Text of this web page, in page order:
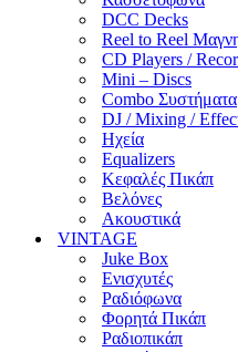
DCC Decks
Reel to Reel
CD Players /
Mini – Discs
Combo Συστήματα
DJ / Mixing /
Ηχεία
Equalizers
Κεφαλές Πικάπ
Βελόνες
Ακουστικά
VINTAGE
Juke Box
Ενισχυτές
Ραδιόφωνα
Φορητά Πικάπ
Ραδιοπικάπ